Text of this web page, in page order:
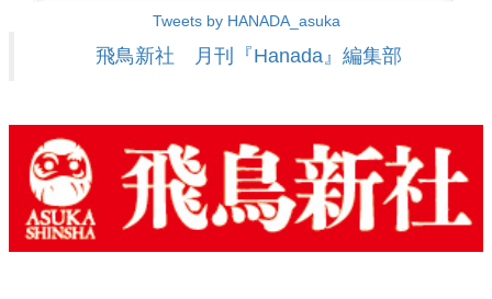
Tweets by HANADA_asuka
飛鳥新社 月刊『Hanada』編集部